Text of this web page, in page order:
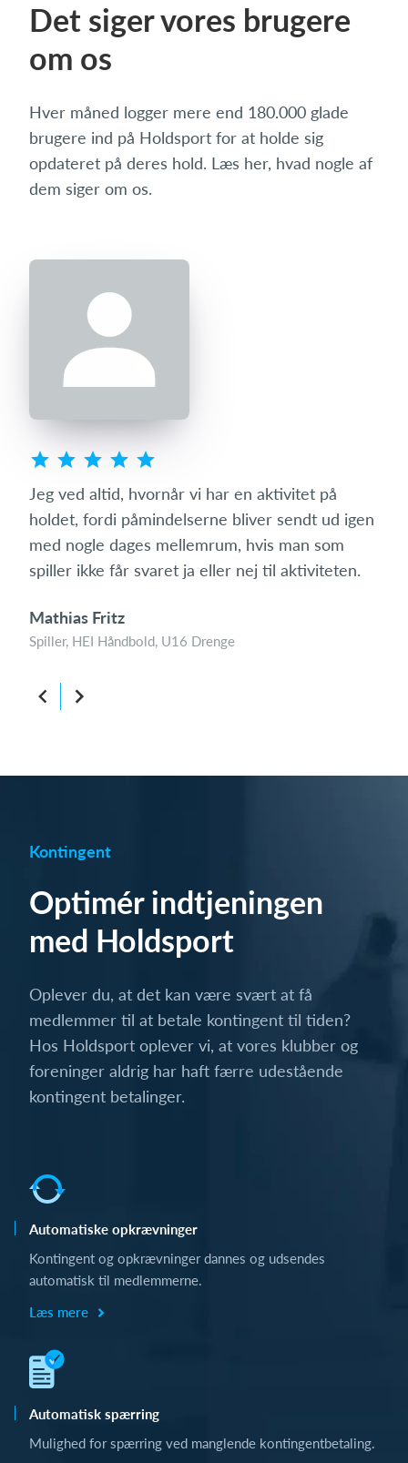
Det siger vores brugere
om os
Hver måned logger mere end 180.000 glade
brugere ind på Holdsport for at holde sig
opdateret på deres hold. Læs her, hvad nogle af
dem siger om os.
Jeg ved altid, hvornår vi har en aktivitet på
holdet, fordi påmindelserne bliver sendt ud igen
med nogle dages mellemrum, hvis man som
spiller ikke får svaret ja eller nej til aktiviteten.
Mathias Fritz
Spiller, HEI Håndbold, U16 Drenge
Kontingent
Optimér indtjeningen
med Holdsport
Oplever du, at det kan være svært at få
medlemmer til at betale kontingent til tiden?
Hos Holdsport oplever vi, at vores klubber og
foreninger aldrig har haft færre udestående
kontingent betalinger.
Automatiske opkrævninger
Kontingent og opkrævninger dannes og udsendes
automatisk til medlemmerne.
Læs mere
Automatisk spærring
Mulighed for spærring ved manglende kontingentbetaling.